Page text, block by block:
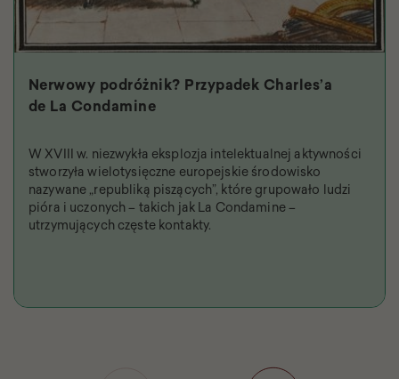
Nerwowy podróżnik? Przypadek Charles’a
de La Condamine
W XVIII w. niezwykła eksplozja intelektualnej aktywności
stworzyła wielotysięczne europejskie środowisko
nazywane „republiką piszących”, które grupowało ludzi
pióra i uczonych – takich jak La Condamine –
utrzymujących częste kontakty.